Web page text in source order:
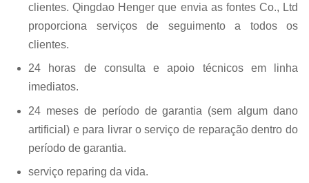
clientes. Qingdao Henger que envia as fontes Co., Ltd
proporciona serviços de seguimento a todos os
clientes.
24 horas de consulta e apoio técnicos em linha
imediatos.
24 meses de período de garantia (sem algum dano
artificial) e para livrar o serviço de reparação dentro do
período de garantia.
serviço reparing da vida.